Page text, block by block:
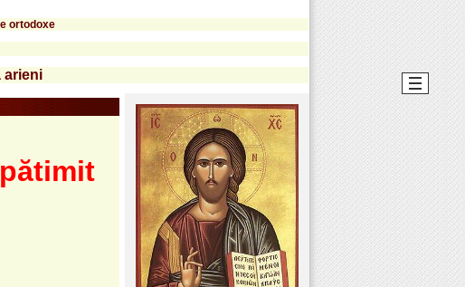
ortodoxe
arieni